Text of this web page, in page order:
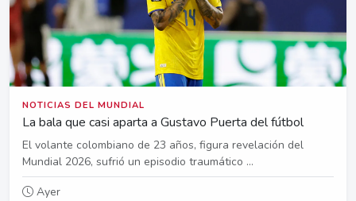
NOTICIAS DEL MUNDIAL
La bala que casi aparta a Gustavo Puerta del fútbol
El volante colombiano de 23 años, figura revelación del
Mundial 2026, sufrió un episodio traumático ...
Ayer